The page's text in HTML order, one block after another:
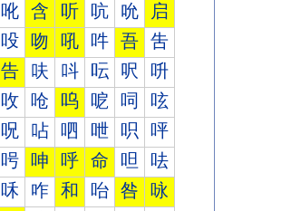
吪 含 听 吭 吮 启
吺 吻 吼 吽 吾 吿
告 呋 呌 呍 呎 呏
呚 呛 呜 呝 呞 呟
呪 呫 呬 呭 呮 呯
呺 呻 呼 命 呾 呿
咊 咋 和 咍 咎 咏